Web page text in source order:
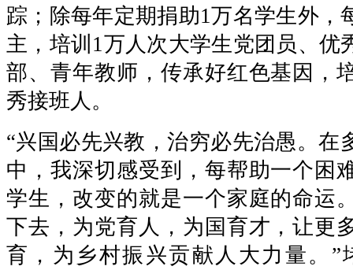
踪；除每年定期捐助1万名学生外，
主，培训1万人次大学生党团员、优
部、青年教师，传承好红色基因，
秀接班人。
“兴国必先兴教，治穷必先治愚。在
中，我深切感受到，每帮助一个困
学生，改变的就是一个家庭的命运
下去，为党育人，为国育才，让更
育，为乡村振兴贡献人大力量。”